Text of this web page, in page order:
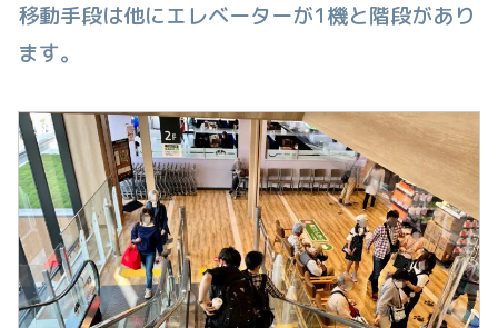
移動手段は他にエレベーターが1機と階段があり
ます。